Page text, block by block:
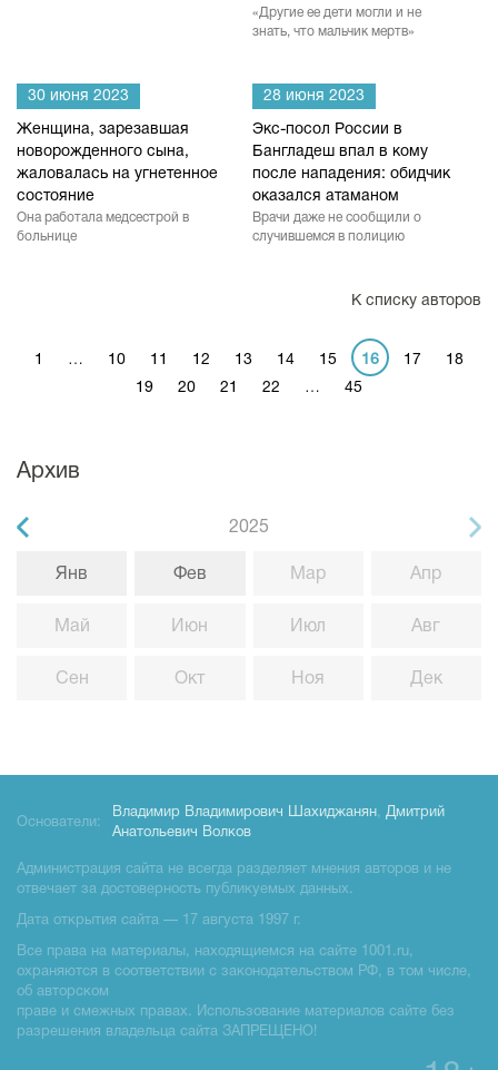
«Другие ее дети могли и не
знать, что мальчик мертв»
30 июня 2023
Женщина, зарезавшая
новорожденного сына,
жаловалась на угнетенное
состояние
Она работала медсестрой в
больнице
28 июня 2023
Экс-посол России в
Бангладеш впал в кому
после нападения: обидчик
оказался атаманом
Врачи даже не сообщили о
случившемся в полицию
К списку авторов
1 … 10 11 12 13 14 15 16 17
18
19
20 21 22 … 45
Архив
2025
Янв
Май
Сен
Фев
Июн
Окт
Мар
Июл
Ноя
Апр
Авг
Дек
Основатели:
Владимир Владимирович Шахиджанян, Дмитрий
Анатольевич Волков
Администрация сайта не всегда разделяет мнения авторов и не
отвечает за достоверность публикуемых данных.
Дата открытия сайта — 17 августа 1997 г.
Все права на материалы, находящиемся на сайте 1001.ru,
охраняются в соответствии с законодательством РФ, в том числе,
об авторском
праве и смежных правах. Использование материалов сайте без
разрешения владельца сайта ЗАПРЕЩЕНО!